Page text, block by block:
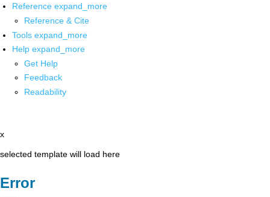
Reference expand_more
Reference & Cite
Tools expand_more
Help expand_more
Get Help
Feedback
Readability
x
selected template will load here
Error